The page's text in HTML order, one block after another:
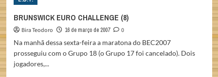
BRUNSWICK EURO CHALLENGE (8)
Bira Teodoro 16 de março de 2007
0
Na manhã dessa sexta-feira a maratona do BEC2007
prosseguiu com o Grupo 18 (o Grupo 17 foi cancelado). Dois
jogadores,...